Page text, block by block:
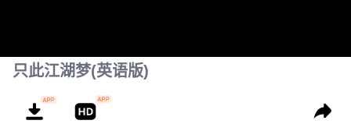
只此江湖梦(英语版)